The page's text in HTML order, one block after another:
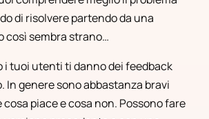
di risolvere partendo da una
così sembra strano…
i tuoi utenti ti danno dei feedback
In genere sono abbastanza bravi
piace e cosa non. Possono fare